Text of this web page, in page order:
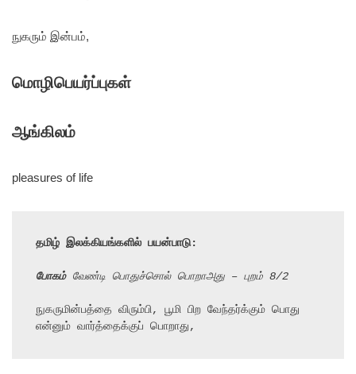
நுகரும் இன்பம்,
மொழிபெயர்ப்புகள்
ஆங்கிலம்
pleasures of life
தமிழ் இலக்கியங்களில் பயன்பாடு:
போகம் வேண்டி பொதுச்சொல் பொறாஅது – புறம் 8/2
நுகருமின்பத்தை விரும்பி, பூமி பிற வேந்தர்க்கும் பொது
என்னும் வார்த்தைக்குப் பொறாது,